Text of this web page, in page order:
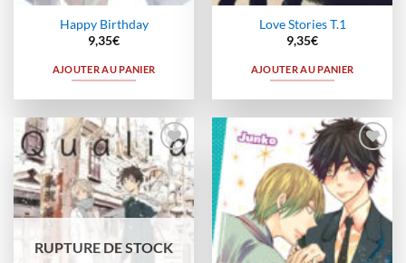
Happy Birthday
9,35€
AJOUTER AU PANIER
Love Stories T.1
9,35€
AJOUTER AU PANIER
Ajouter
à la
wishlist
RUPTURE DE STOCK
Ajouter
à la
wishlist